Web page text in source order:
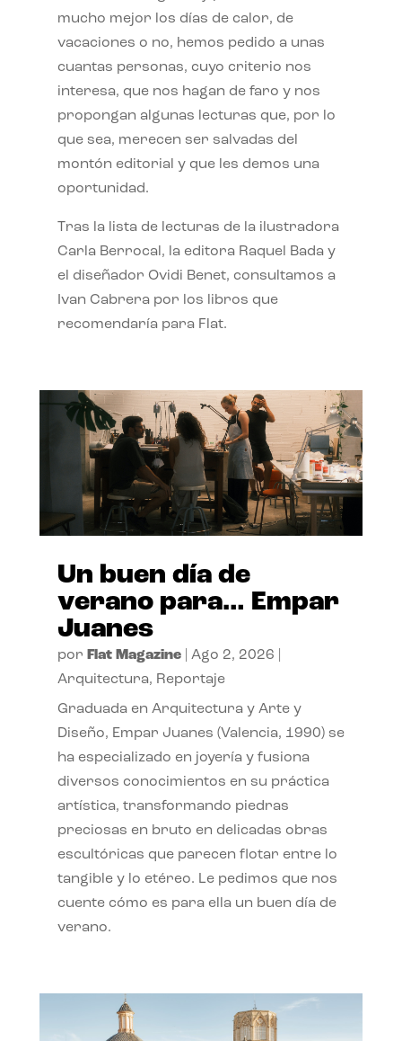
mucho mejor los días de calor, de
vacaciones o no, hemos pedido a unas
cuantas personas, cuyo criterio nos
interesa, que nos hagan de faro y nos
propongan algunas lecturas que, por lo
que sea, merecen ser salvadas del
montón editorial y que les demos una
oportunidad.
Tras la lista de lecturas de la ilustradora
Carla Berrocal, la editora Raquel Bada y
el diseñador Ovidi Benet, consultamos a
Ivan Cabrera por los libros que
recomendaría para Flat.
Un buen día de
verano para… Empar
Juanes
por Flat Magazine| Ago 2, 2026
Arquitectura, Reportaje
Graduada en Arquitectura y Arte y
Diseño, Empar Juanes (Valencia, 1990) se
ha especializado en joyería y fusiona
diversos conocimientos en su práctica
artística, transformando piedras
preciosas en bruto en delicadas obras
escultóricas que parecen flotar entre lo
tangible y lo etéreo. Le pedimos que nos
cuente cómo es para ella un buen día de
verano.